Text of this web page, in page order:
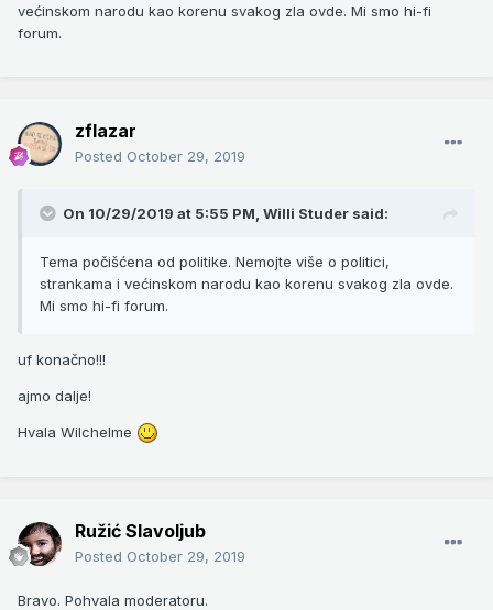
većinskom narodu kao korenu svakog zla ovde. Mi smo hi-fi
forum.
zflazar
Posted October 29, 2019
On 10/29/2019 at 5:55 PM, Willi Studer said:
Tema počišćena od politike. Nemojte više o politici,
strankama i većinskom narodu kao korenu svakog zla ovde.
Mi smo hi-fi forum.
uf konačno!!!
ajmo dalje!
Hvala Wilchelme
Ružić Slavoljub
Posted October 29, 2019
Bravo. Pohvala moderatoru.